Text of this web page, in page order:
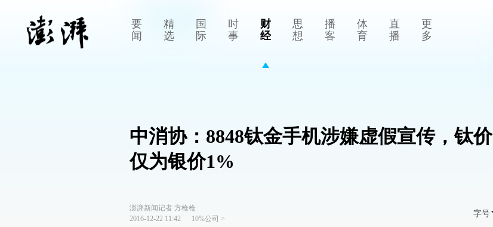
要
闻
精
选
国
际
时
事
财
经
思
想
播
客
体
育
直
播
更
多
中消协：8848钛金手机涉嫌虚假宣传，钛价
仅为银价1%
澎湃新闻记者 方枪枪
2016-12-22 11:42
10%公司 >
字号